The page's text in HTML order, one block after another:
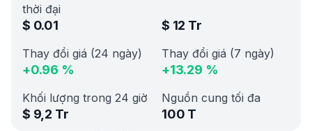
thời đại
$ 0.01 $ 12 Tr
Thay đổi giá (24 ngày)
+0.96 %
Thay đổi giá (7 ngày)
+13.29 %
Khối lượng trong 24 giờ
$ 9,2 Tr
Nguồn cung tối đa
100 T